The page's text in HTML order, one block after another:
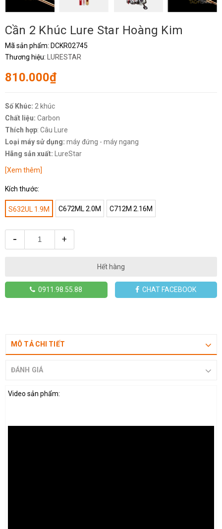
Cần 2 Khúc Lure Star Hoàng Kim
Mã sản phẩm: DCKR02745
Thương hiệu: LURESTAR
810.000₫
Số Khúc: 2 khúc
Chất liệu: Carbon
Thích hợp: Câu Lure
Loại máy sử dụng: máy đứng - máy ngang
Hãng sản xuất: LureStar
[Xem thêm]
Kích thước:
S632UL 1.9M C672ML 2.0M C712M 2.16M
- +
Hết hàng
0911.98.55.88 CHAT FACEBOOK
MÔ TẢ CHI TIẾT
ĐÁNH GIÁ
Video sản phẩm: